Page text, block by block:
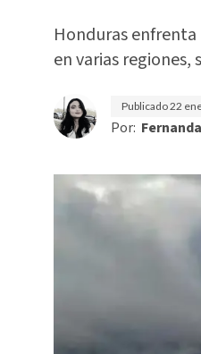
Honduras
en varias
Publicado22
Por: